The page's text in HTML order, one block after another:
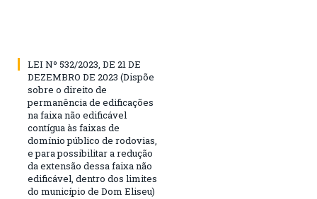
LEI Nº 532/2023, DE 21 DE
DEZEMBRO DE 2023 (Dispõe
sobre o direito de
permanência de edificações
na faixa não edificável
contígua às faixas de
domínio público de rodovias,
e para possibilitar a redução
da extensão dessa faixa não
edificável, dentro dos limites
do município de Dom Eliseu)